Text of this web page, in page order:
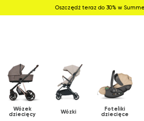
Oszczędź teraz do 30% w
Wózek
dziecięcy Wózki Foteliki
dziecięce